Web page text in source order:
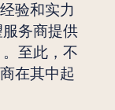
验和实力
务商提供
至此，不
在其中起